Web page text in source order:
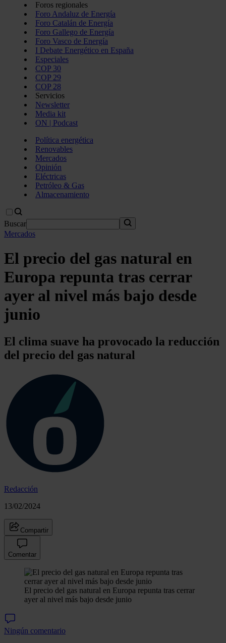
Foros regionales
Foro Andaluz de Energía
Foro Catalán de Energía
Foro Gallego de Energía
Foro Vasco de Energía
I Debate Energético en España
Especiales
COP 30
COP 29
COP 28
Servicios
Newsletter
Media kit
ON | Podcast
Política energética
Renovables
Mercados
Opinión
Eléctricas
Petróleo & Gas
Almacenamiento
Buscar
Mercados
El precio del gas natural en
Europa repunta tras cerrar
ayer al nivel más bajo desde
junio
El clima suave ha provocado la reducción
del precio del gas natural
Redacción
13/02/2024
Compartir
Comentar
El precio del gas natural en Europa repunta tras cerrar
ayer al nivel más bajo desde junio
Ningún comentario